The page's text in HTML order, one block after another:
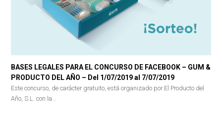
BASES LEGALES PARA EL CONCURSO DE FACEBOOK – GUM &
PRODUCTO DEL AÑO – Del 1/07/2019 al 7/07/2019
Este concurso, de carácter gratuito, está organizado por El Producto del
Año, S.L. con la…